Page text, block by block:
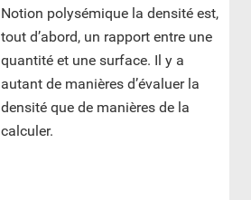
Notion polysémique la densité est,
tout d’abord, un rapport entre une
quantité et une surface. Il y a
autant de manières d’évaluer la
densité que de manières de la
calculer.